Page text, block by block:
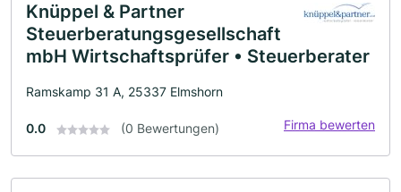
Knüppel & Partner
Steuerberatungsgesellschaft
mbH Wirtschaftsprüfer • Steuerberater
Ramskamp 31 A, 25337 Elmshorn
0.0 (0 Bewertungen) Firma bewerten